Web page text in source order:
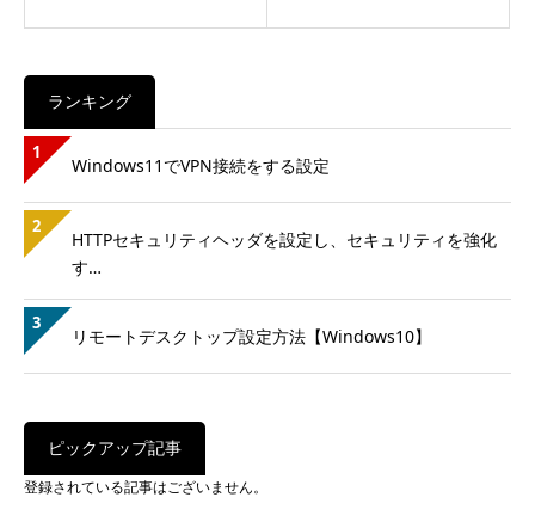
ランキング
1
Windows11でVPN接続をする設定
2
HTTPセキュリティヘッダを設定し、セキュリティを強化
す…
3
リモートデスクトップ設定方法【Windows10】
ピックアップ記事
登録されている記事はございません。